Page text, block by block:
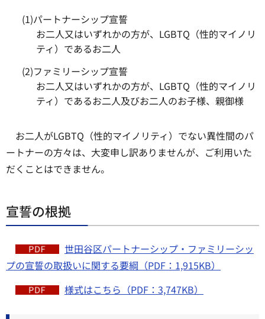
(1)パートナーシップ宣誓
お二人又はいずれかの方が、LGBTQ（性的マイノリ
ティ）であるお二人
(2)ファミリーシップ宣誓
お二人又はいずれかの方が、LGBTQ（性的マイノリ
ティ）であるお二人及びお二人のお子様、親御様
お二人がLGBTQ（性的マイノリティ）でない異性間のパ
ートナーの方々は、大変申し訳ありませんが、ご利用いた
だくことはできません。
宣誓の根拠
世田谷区パートナーシップ・ファミリーシッ
プの宣誓の取扱いに関する要綱（PDF：1,915KB）
様式はこちら（PDF：3,747KB）